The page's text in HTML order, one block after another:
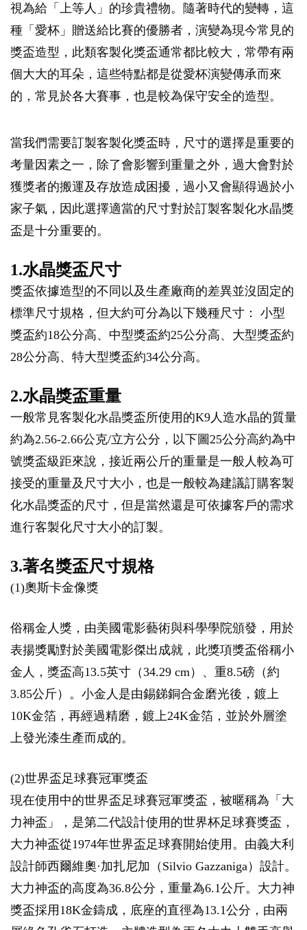
視為給「上等人」的珍貴禮物。隨著時代的變轉，這
種「愛杯」贈送給比賽的優勝者，演變為現今常見的
獎盃造型，此類客製化獎盃通常都比較大，常帶有兩
個大大的耳朵，這些特點都是從愛杯演變傳承而來
的，常見於各大賽事，也是較為保守安全的造型。
當我們需要訂製客製化獎盃時，尺寸的選擇是重要的
考量因素之一，除了會影響到重量之外，過大會對於
獲獎者的搬運及存放造成困擾，過小又會顯得過於小
家子氣，因此選擇適當的尺寸對於訂製客製化水晶獎
盃是十分重要的。
1.水晶獎盃尺寸
獎盃依據造型的不同以及生產廠商的差異並沒固定的
標準尺寸規格，但大約可分為以下幾種尺寸： 小型
獎盃約18公分高、中型獎盃約25公分高、大型獎盃約
28公分高、特大型獎盃約34公分高。
2.水晶獎盃重量
一般常見客製化水晶獎盃所使用的K9人造水晶的質量
約為2.56-2.66公克/立方公分，以下圖25公分高約為中
號獎盃級距來說，接近兩公斤的重量是一般人較為可
接受的重量及尺寸大小，也是一般較為建議訂購客製
化水晶獎盃的尺寸，但是當然還是可依據客戶的需求
進行客製化尺寸大小的訂製。
3.著名獎盃尺寸規格
(1)奧斯卡金像獎
俗稱金人獎，由美國電影藝術與科學學院頒發，用於
表揚獎勵對於美國電影傑出成就，此獎項獎盃俗稱小
金人，獎盃高13.5英寸（34.29 cm）、重8.5磅（約
3.85公斤）。小金人是由錫銻銅合金磨光後，鍍上
10K金箔，再經過精磨，鍍上24K金箔，並於外層塗
上發光漆生產而成的。
(2)世界盃足球賽冠軍獎盃
現在使用中的世界盃足球賽冠軍獎盃，被暱稱為「大
力神盃」，是第二代設計使用的世界杯足球賽獎盃，
大力神盃從1974年世界盃足球賽開始使用。由義大利
設計師西爾維奧·加扎尼加（Silvio Gazzaniga）設計。
大力神盃的高度為36.8公分，重量為6.1公斤。大力神
獎盃採用18K金鑄成，底座的直徑為13.1公分，由兩